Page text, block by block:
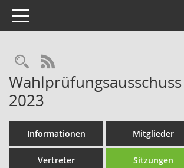
Toggle navigation
Rechercheauswahl
RSS-Feed
2023
Informationen Mitglieder
Vertreter Sitzungen